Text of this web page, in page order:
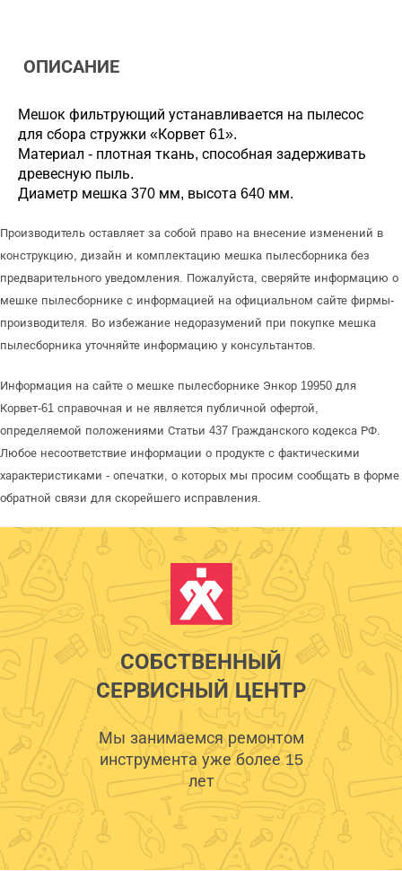
ОПИСАНИЕ
Мешок фильтрующий устанавливается на пылесос
для сбора стружки «Корвет 61».
Материал - плотная ткань, способная задерживать
древесную пыль.
Диаметр мешка 370 мм, высота 640 мм.
Производитель оставляет за собой право на внесение изменений в
конструкцию, дизайн и комплектацию мешка пылесборника без
предварительного уведомления. Пожалуйста, сверяйте информацию о
мешке пылесборнике с информацией на официальном сайте фирмы-
производителя. Во избежание недоразумений при покупке мешка
пылесборника уточняйте информацию у консультантов.
Информация на сайте о мешке пылесборнике Энкор 19950 для
Корвет-61 справочная и не является публичной офертой,
определяемой положениями Статьи 437 Гражданского кодекса РФ.
Любое несоответствие информации о продукте с фактическими
характеристиками - опечатки, о которых мы просим сообщать в форме
обратной связи для скорейшего исправления.
СОБСТВЕННЫЙ
СЕРВИСНЫЙ ЦЕНТР
Мы занимаемся ремонтом
инструмента уже более 15
лет